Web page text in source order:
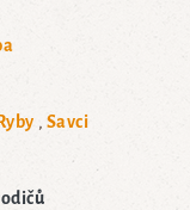
Ryby Savci